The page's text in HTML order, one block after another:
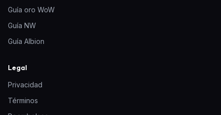
Guía oro WoW
Guía NW
Guía Albion
Legal
Privacidad
Términos